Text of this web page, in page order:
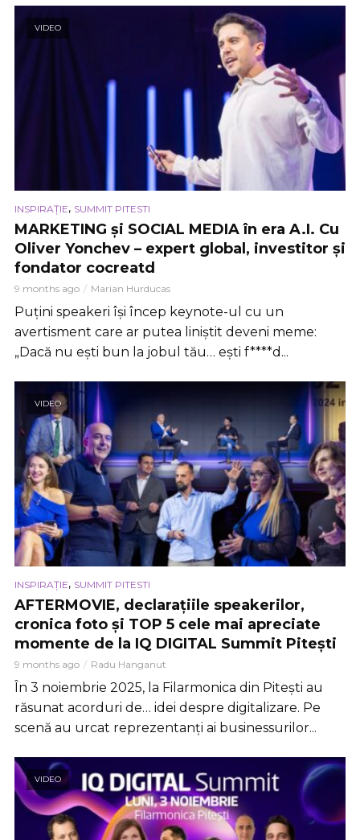
VIDEO
INSPIRAȚIE, SUMMIT PITESTI
MARKETING și SOCIAL MEDIA în era A.I. Cu
Oliver Yonchev – expert global, investitor și
fondator cocreatd
9 months ago Marian Hurducas
Puțini speakeri își încep keynote-ul cu un
avertisment care ar putea liniștit deveni meme:
„Dacă nu ești bun la jobul tău… ești f****d...
VIDEO
INSPIRAȚIE, SUMMIT PITESTI
AFTERMOVIE, declarațiile speakerilor,
cronica foto și TOP 5 cele mai apreciate
momente de la IQ DIGITAL Summit Pitești
9 months ago Radu Hanganut
În 3 noiembrie 2025, la Filarmonica din Pitești au
răsunat acorduri de… idei despre digitalizare. Pe
scenă au urcat reprezentanți ai businessurilor...
VIDEO